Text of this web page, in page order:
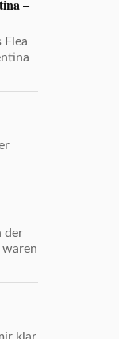
–
Flea
der
klar